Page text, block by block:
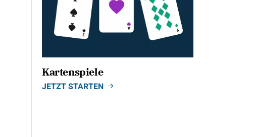
Kartenspiele
JETZT STARTEN